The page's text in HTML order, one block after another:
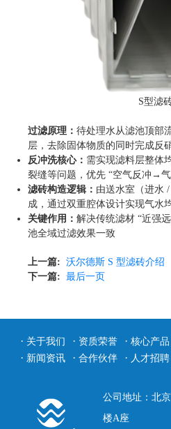
S型滤
过滤原理： 待处理水从滤池顶部
层，去除固体物质的同时完成反
反冲洗核心： 需实现滤料层整体
裂缝等问题，优先 “空气反冲→
滤砖构造逻辑： 由送水室（进水
成，通过双重腔体设计实现气水
关键作用： 解决传统滤材 “近强
池全域过滤效果一致
上一篇: 沃尔德斯 S 型滤砖介绍
下一篇: 最后一页
· 关于我们 · 资质荣誉 · 核心产品
· 新闻资讯 · 合作伙伴 · 人才招聘
公司地址：北
楼A座